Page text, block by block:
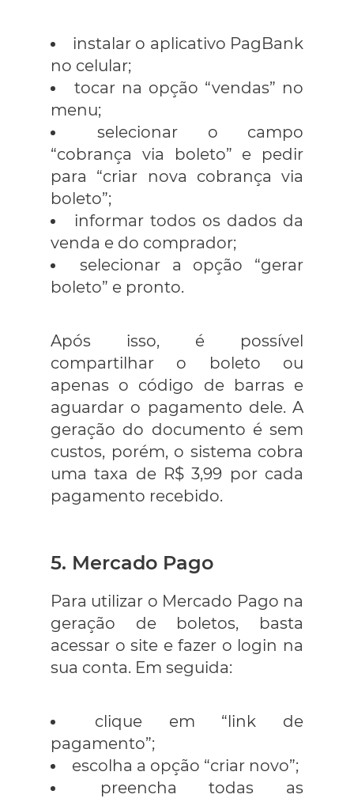
instalar o aplicativo PagBank
no celular;
tocar na opção “vendas” no
menu;
selecionar o campo
“cobrança via boleto” e pedir
para “criar nova cobrança via
boleto”;
informar todos os dados da
venda e do comprador;
selecionar a opção “gerar
boleto” e pronto.
Após isso, é possível
compartilhar o boleto ou
apenas o código de barras e
aguardar o pagamento dele. A
geração do documento é sem
custos, porém, o sistema cobra
uma taxa de R$ 3,99 por cada
pagamento recebido.
5. Mercado Pago
Para utilizar o Mercado Pago na
geração de boletos, basta
acessar o site e fazer o login na
sua conta. Em seguida:
clique em “link de
pagamento”;
escolha a opção “criar novo”;
preencha todas as